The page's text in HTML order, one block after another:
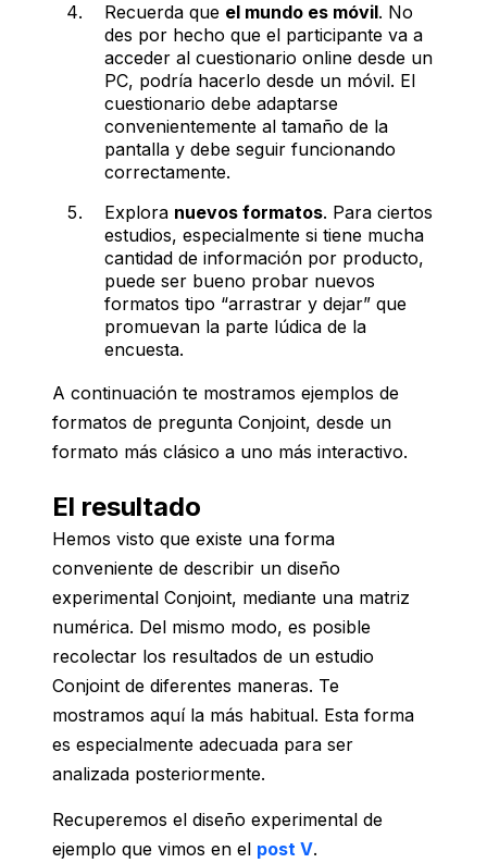
Recuerda que el mundo es móvil. No
des por hecho que el participante va a
acceder al cuestionario online desde un
PC, podría hacerlo desde un móvil. El
cuestionario debe adaptarse
convenientemente al tamaño de la
pantalla y debe seguir funcionando
correctamente.
Explora nuevos formatos. Para ciertos
estudios, especialmente si tiene mucha
cantidad de información por producto,
puede ser bueno probar nuevos
formatos tipo “arrastrar y dejar” que
promuevan la parte lúdica de la
encuesta.
A continuación te mostramos ejemplos de
formatos de pregunta Conjoint, desde un
formato más clásico a uno más interactivo.
El resultado
Hemos visto que existe una forma
conveniente de describir un diseño
experimental Conjoint, mediante una matriz
numérica. Del mismo modo, es posible
recolectar los resultados de un estudio
Conjoint de diferentes maneras. Te
mostramos aquí la más habitual. Esta forma
es especialmente adecuada para ser
analizada posteriormente.
Recuperemos el diseño experimental de
ejemplo que vimos en el post V.